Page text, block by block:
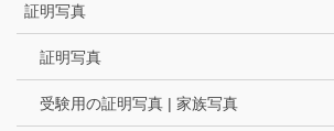
証明写真
証明写真
受験用の証明写真 | 家族写真